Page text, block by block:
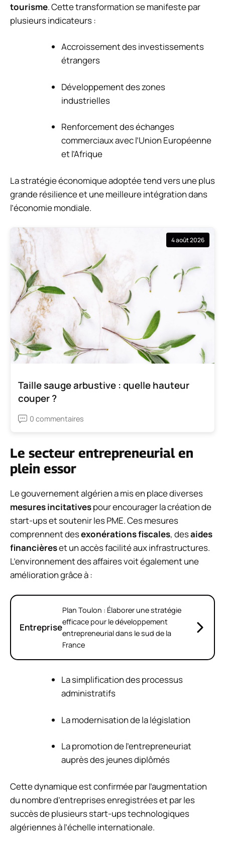
tourisme. Cette transformation se manifeste par
plusieurs indicateurs :
Accroissement des investissements
étrangers
Développement des zones
industrielles
Renforcement des échanges
commerciaux avec l’Union Européenne
et l’Afrique
La stratégie économique adoptée tend vers une plus
grande résilience et une meilleure intégration dans
l’économie mondiale.
4 août 2026
Taille sauge arbustive : quelle hauteur
couper ?
0 commentaires
Le secteur entrepreneurial en
plein essor
Le gouvernement algérien a mis en place diverses
mesures incitativespour encourager la création de
start-ups et soutenir les PME. Ces mesures
comprennent desexonérations fiscales, desaides
financièreset un accès facilité aux infrastructures.
L’environnement des affaires voit également une
amélioration grâce à :
Entreprise
Plan Toulon : Élaborer une stratégie
efficace pour le développement
entrepreneurial dans le sud de la
France
La simplification des processus
administratifs
La modernisation de la législation
La promotion de l’entrepreneuriat
auprès des jeunes diplômés
Cette dynamique est confirmée par l’augmentation
du nombre d’entreprises enregistrées et par les
succès de plusieurs start-ups technologiques
algériennes à l’échelle internationale.